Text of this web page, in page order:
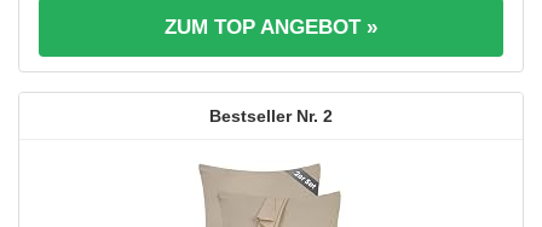
ZUM TOP ANGEBOT »
2